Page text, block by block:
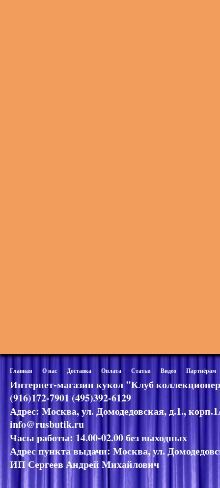
Главная О нас Доставка Оплата Статьи Видео Партнёрам
Интернет-магазин кукол "Клуб
(916)172-7901 (495)392-6129
Адрес: Москва, ул. Домодедовская, д.1.,
info@rusbutik.ru
Часы работы: 14.00-02.00 без выходных
Адрес пункта выдачи: Москва, ул.
ИП Сергеев Андрей Михайлович